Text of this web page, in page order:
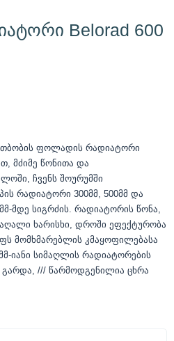
Belorad 600
ფოლადის რადიატორი
მძიმე წონითა და
ჩვენს შოურუმში
რადიატორი 300მმ, 500მმ და
მდე სიგრძის. რადიატორის წონა,
ხარისხი, დროში ეფექტურობა
მომხმარებლის კმაყოფილებასა
იანი სიმაღლის რადიატორების
/// წარმოდგენილია ცხრა